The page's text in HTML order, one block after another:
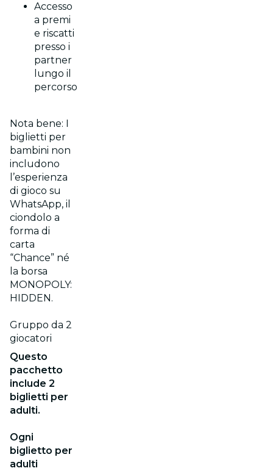
Accesso
a premi
e riscatti
presso i
partner
lungo il
percorso
Nota bene: I
biglietti per
bambini non
includono
l’esperienza
di gioco su
WhatsApp, il
ciondolo a
forma di
carta
“Chance” né
la borsa
MONOPOLY:
HIDDEN.
Gruppo da 2
giocatori
Questo
pacchetto
include 2
biglietti per
adulti.
Ogni
biglietto per
adulti